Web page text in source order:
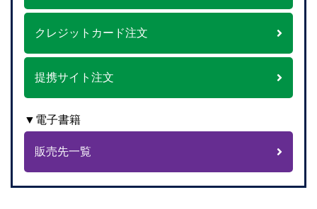
クレジットカード注文
提携サイト注文
▼電子書籍
販売先一覧